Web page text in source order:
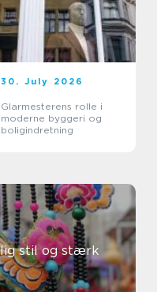
30. July 2026
Glarmesterens rolle i
moderne byggeri og
boligindretning